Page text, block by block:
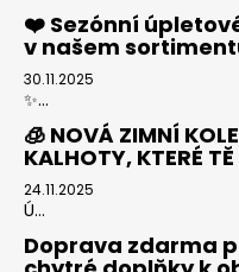
❤️ Sezónní
v našem
30.11.2025
✨...
🧊 NOVÁ ZIMNÍ
KALHOTY, KTERÉ
24.11.2025
Ú...
Doprava zdarma